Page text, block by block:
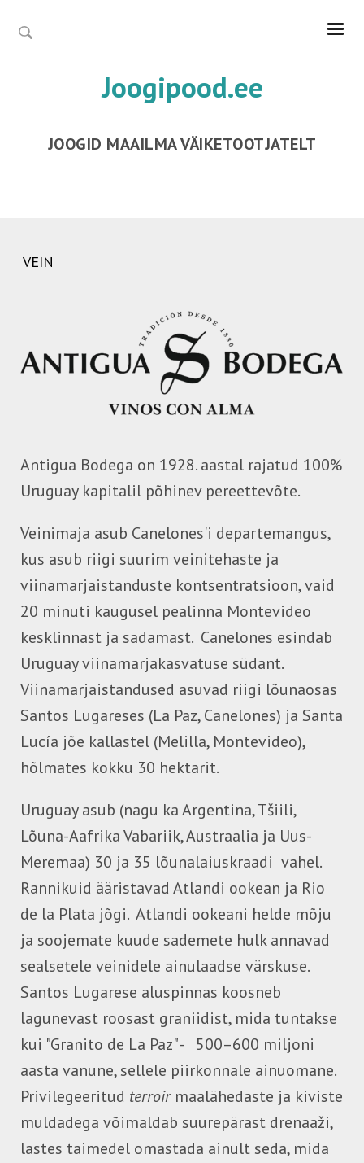
Joogipood.ee
JOOGID MAAILMA VÄIKETOOTJATELT
VEIN
Antigua Bodega on 1928. aastal rajatud 100%
Uruguay kapitalil põhinev pereettevõte.
Veinimaja asub Canelones'i departemangus,
kus asub riigi suurim veinitehaste ja
viinamarjaistanduste kontsentratsioon, vaid
20 minuti kaugusel pealinna Montevideo
kesklinnast ja sadamast. Canelones esindab
Uruguay viinamarjakasvatuse südant.
Viinamarjaistandused asuvad riigi lõunaosas
Santos Lugareses (La Paz, Canelones) ja Santa
Lucía jõe kallastel (Melilla, Montevideo),
hõlmates kokku 30 hektarit.
Uruguay asub (nagu ka Argentina, Tšiili,
Lõuna-Aafrika Vabariik, Austraalia ja Uus-
Meremaa) 30 ja 35 lõunalaiuskraadi vahel.
Rannikuid ääristavad Atlandi ookean ja Rio
de la Plata jõgi. Atlandi ookeani helde mõju
ja soojemate kuude sademete hulk annavad
sealsetele veinidele ainulaadse värskuse.
Santos Lugarese aluspinnas koosneb
lagunevast roosast graniidist, mida tuntakse
kui "Granito de La Paz" - 500–600 miljoni
aasta vanune, sellele piirkonnale ainuomane.
Privilegeeritud terroirmaalähedaste ja kiviste
muldadega võimaldab suurepärast drenaaži,
lastes taimedel omastada ainult seda, mida